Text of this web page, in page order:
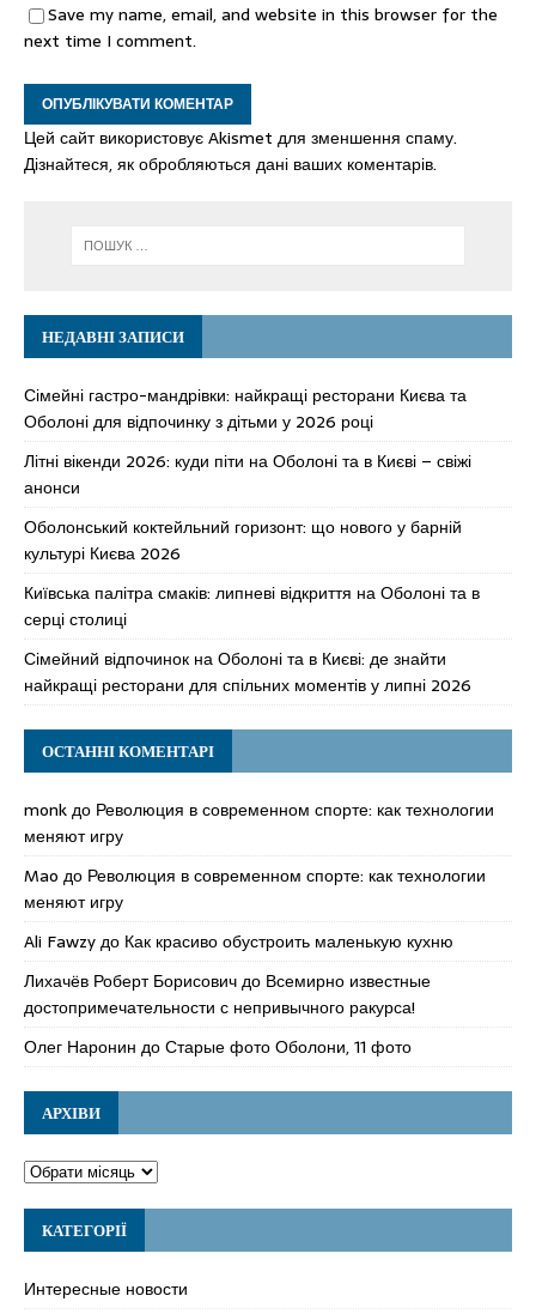
Save my name, email, and website in this browser for the
next time I comment.
Цей сайт використовує Akismet для зменшення спаму.
Дізнайтеся, як обробляються дані ваших коментарів.
НЕДАВНІ ЗАПИСИ
Сімейні гастро-мандрівки: найкращі ресторани Києва та
Оболоні для відпочинку з дітьми у 2026 році
Літні вікенди 2026: куди піти на Оболоні та в Києві – свіжі
анонси
Оболонський коктейльний горизонт: що нового у барній
культурі Києва 2026
Київська палітра смаків: липневі відкриття на Оболоні та в
серці столиці
Сімейний відпочинок на Оболоні та в Києві: де знайти
найкращі ресторани для спільних моментів у липні 2026
ОСТАННІ КОМЕНТАРІ
monkдо Революция в современном спорте: как технологии
меняют игру
Mao до Революция в современном спорте: как технологии
меняют игру
Ali Fawzyдо Как красиво обустроить маленькую кухню
Лихачёв Роберт Борисовичдо Всемирно известные
достопримечательности с непривычного ракурса!
Олег Наронин доСтарые фото Оболони, 11 фото
АРХІВИ
КАТЕГОРІЇ
Интересные новости